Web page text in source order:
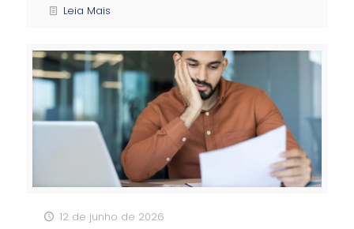
Leia Mais
12 de junho de 2026